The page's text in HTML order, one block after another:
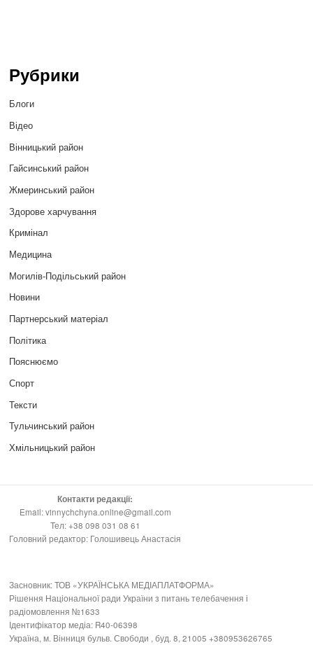
Рубрики
Блоги
Відео
Вінницький район
Гайсинський район
Жмеринський район
Здорове харчування
Кримінал
Медицина
Могилів-Подільський район
Новини
Партнерський матеріал
Політика
Пояснюємо
Спорт
Тексти
Тульчинський район
Хмільницький район
Контакти редакції:
Email: vinnychchyna.online@gmail.com
Тел: +38 098 031 08 61
Головний редактор: Голошивець Анастасія
Засновник: ТОВ «УКРАЇНСЬКА МЕДІАПЛАТФОРМА»
Рішення Національної ради України з питань телебачення і
радіомовлення №1633
Ідентифікатор медіа: R40-06398
Україна, м. Вінниця бульв. Свободи , буд. 8, 21005 +380953626765